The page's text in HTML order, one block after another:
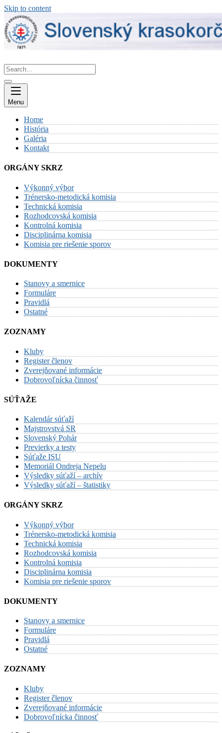
Skip to content
Menu
Home
História
Galéria
Kontakt
ORGÁNY SKRZ
Výkonný výbor
Trénersko-metodická komisia
Technická komisia
Rozhodcovská komisia
Kontrolná komisia
Disciplinárna komisia
Komisia pre riešenie sporov
DOKUMENTY
Stanovy a smernice
Formuláre
Pravidlá
Ostatné
ZOZNAMY
Kluby
Register členov
Zverejňované informácie
Dobrovoľnícka činnosť
SÚŤAŽE
Kalendár súťaží
Majstrovstvá SR
Slovenský Pohár
Previerky a testy
Súťaže ISU
Memoriál Ondreja Nepelu
Výsledky súťaží – archív
Výsledky súťaží – štatistiky
ORGÁNY SKRZ
Výkonný výbor
Trénersko-metodická komisia
Technická komisia
Rozhodcovská komisia
Kontrolná komisia
Disciplinárna komisia
Komisia pre riešenie sporov
DOKUMENTY
Stanovy a smernice
Formuláre
Pravidlá
Ostatné
ZOZNAMY
Kluby
Register členov
Zverejňované informácie
Dobrovoľnícka činnosť